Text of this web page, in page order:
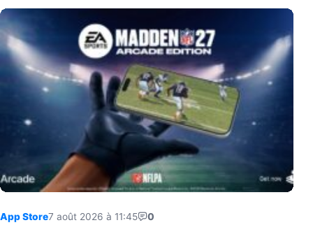
App Store7 août 2026 à 11:45 0